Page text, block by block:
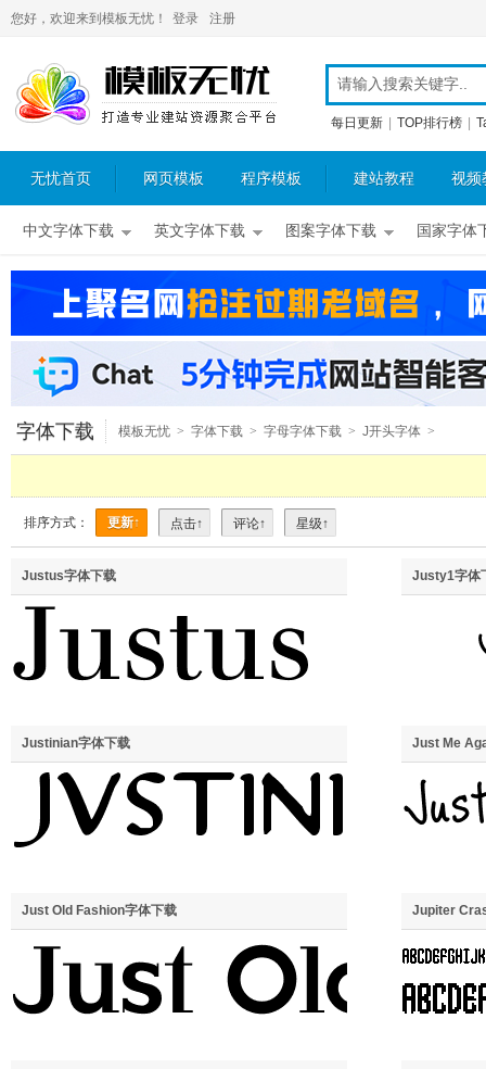
您好，欢迎来到模板无忧！ 登录 注册
每日更新 TOP排行榜
无忧首页 网页模板 程序模板 建站教程 视频
中文字体下载 英文字体下载 图案字体下载 国家字体
字体下载 模板无忧 > 字体下载 > 字母字体下载 > J开头字体 >
排序方式： 更新↑ 点击↑ 评论↑ 星级↑
Justus字体下载 Justy1字体
Justinian字体下载 Just Me
Just Old Fashion字体下载 Jupiter